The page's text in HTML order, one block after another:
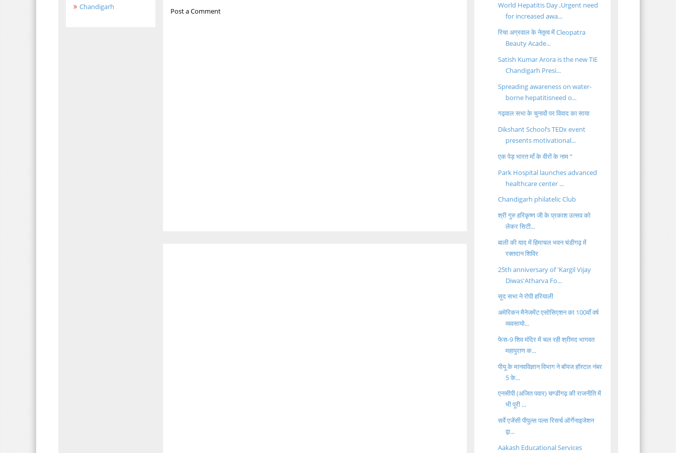
Chandigarh Post a Comment
World Hepatitis Day ,Urgent need
for increased awa...
रिचा अग्रवाल के नेतृत्व में Cleopatra
Beauty Acade...
Satish Kumar Arora is the new TiE
Chandigarh Presi...
Spreading awareness on water-
borne hepatitisneed o...
गढ़वाल सभा के चुनावों पर विवाद का साया
Dikshant School’s TEDx event
presents motivational...
एक पेड़ भारत माँ के वीरों के नाम “
Park Hospital launches advanced
healthcare center ...
Chandigarh philatelic Club
श्री गुरु हरिकृष्ण जी के प्रकाश उत्सव को
लेकर सिटी...
बाली की याद में हिमाचल भवन चंडीगढ़ में
रक्तदान शिविर
25th anniversary of 'Kargil Vijay
Diwas'Atharva Fo...
सूद सभा ने रोपी हरियाली
अमेरिकन मैनेजमेंट एसोसिएशन का 100वाँ वर्ष
व्यवसायो...
फेस-9 शिव मंदिर में चल रही श्रीमद भागवत
महापुराण क...
पीयू के मानवविज्ञान विभाग ने बॉयज हॉस्टल नंबर
5 के...
एनसीपी (अजित पवार) चण्डीगढ़ की राजनीति में
भी पूरी ...
सर्वे एजेंसी पीपुल्स पल्स रिसर्च ऑर्गेनाइजेशन
द्वा...
Aakash Educational Services